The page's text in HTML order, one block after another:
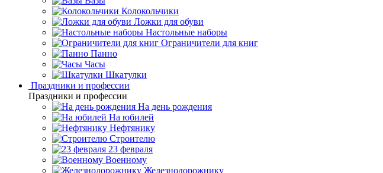
Колокольчики
Ложки для обуви
Настольные наборы
Ограничители для книг
Панно
Часы
Шкатулки
Праздники и профессии
Праздники и профессии
На день рождения
На юбилей
Нефтянику
Строителю
23 февраля
Военному
Железнодорожнику